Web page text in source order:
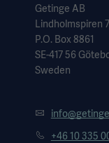
Getinge AB
Lindholmspiren
P.O. Box 8861
SE-417 56
Sweden
+46 10 335